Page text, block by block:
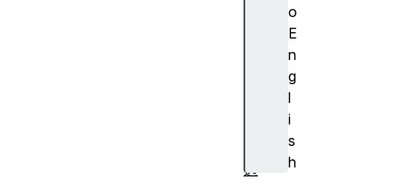
o
E
n
g
l
i
s
h
透